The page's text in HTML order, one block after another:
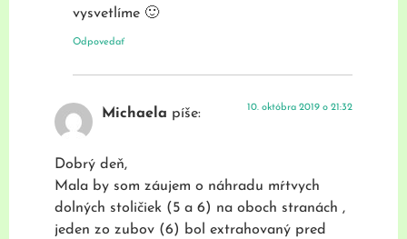
vysvetlíme 🙂
Odpovedať
Michaela píše: 10. októbra 2019 o 21:32
Dobrý deň,
Mala by som záujem o náhradu mŕtvych
dolných stoličiek (5 a 6) na oboch stranách ,
jeden zo zubov (6) bol extrahovaný pred